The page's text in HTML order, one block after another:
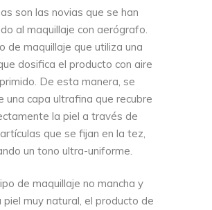
son las novias que se han
al maquillaje con aerógrafo.
de maquillaje que utiliza una
dosifica el producto con aire
De esta manera, se
una capa ultrafina que recubre
la piel a través de
que se fijan en la tez,
un tono ultra-uniforme.
de maquillaje no mancha y
piel muy natural, el producto de